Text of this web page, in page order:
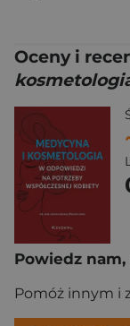
Oceny i
Powiedz nam,
Pomóż innym i